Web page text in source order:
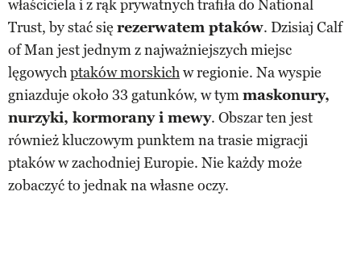
właściciela i z rąk prywatnych trafiła do National
Trust, by stać się rezerwatem ptaków. Dzisiaj Calf
of Man jest jednym z najważniejszych miejsc
lęgowychptaków morskichw regionie. Na wyspie
gniazduje około 33 gatunków, w tymmaskonury,
nurzyki, kormorany i mewy. Obszar ten jest
również kluczowym punktem na trasie migracji
ptaków w zachodniej Europie. Nie każdy może
zobaczyć to jednak na własne oczy.